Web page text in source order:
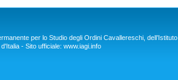
per lo Studio degli Ordini Cavallereschi, dell’Istituto
- Sito ufficiale: www.iagi.info